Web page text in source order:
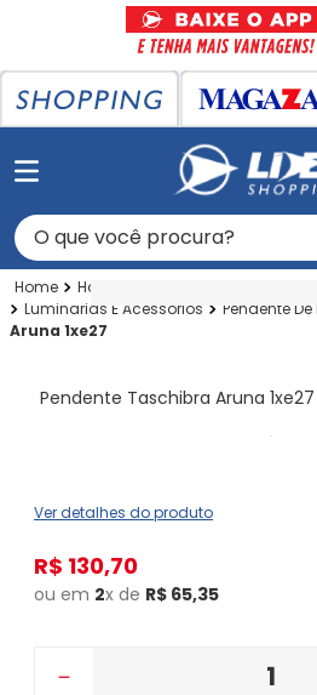
O que você procura?
Home Center
Luminarias E Acessorios
Pendente De
Aruna 1xe27
Pendente Taschibra Aruna 1xe27
Ver detalhes do produto
R$ 130,70
ou em 2x de R$ 65,35
－